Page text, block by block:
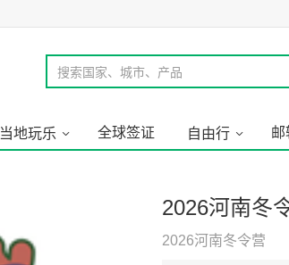
搜索国家、城市、产品
当地玩乐 全球签证 自由行 邮
2026河南冬
2026河南冬令营